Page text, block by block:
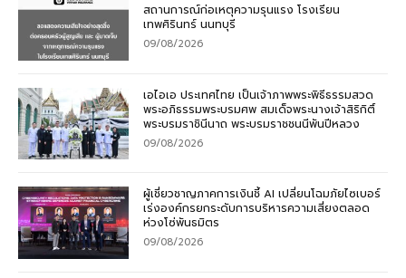
สถานการณ์ก่อเหตุความรุนแรง โรงเรียน
เทพศิรินทร์ นนทบุรี
09/08/2026
เอไอเอ ประเทศไทย เป็นเจ้าภาพพระพิธีธรรมสวด
พระอภิธรรมพระบรมศพ สมเด็จพระนางเจ้าสิริกิติ์
พระบรมราชินีนาถ พระบรมราชชนนีพันปีหลวง
09/08/2026
ผู้เชี่ยวชาญภาคการเงินชี้ AI เปลี่ยนโฉมภัยไซเบอร์
เร่งองค์กรยกระดับการบริหารความเสี่ยงตลอด
ห่วงโซ่พันธมิตร
09/08/2026